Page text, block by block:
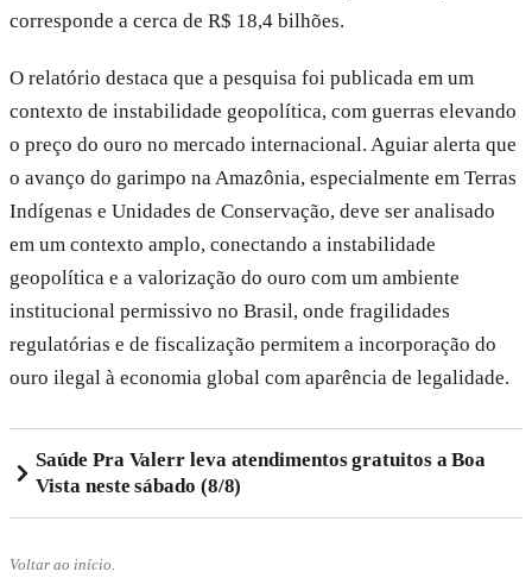
corresponde a cerca de R$ 18,4 bilhões.
O relatório destaca que a pesquisa foi publicada em um
contexto de instabilidade geopolítica, com guerras elevando
o preço do ouro no mercado internacional. Aguiar alerta que
o avanço do garimpo na Amazônia, especialmente em Terras
Indígenas e Unidades de Conservação, deve ser analisado
em um contexto amplo, conectando a instabilidade
geopolítica e a valorização do ouro com um ambiente
institucional permissivo no Brasil, onde fragilidades
regulatórias e de fiscalização permitem a incorporação do
ouro ilegal à economia global com aparência de legalidade.
Saúde Pra Valerr leva atendimentos gratuitos a Boa
Vista neste sábado (8/8)
Voltar ao início.